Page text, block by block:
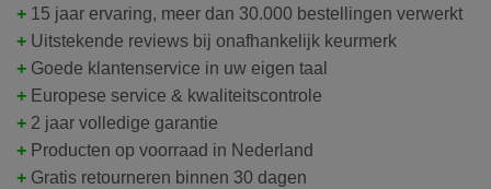
+ 15 jaar ervaring, meer dan 30.000 bestellingen verwerkt
+ Uitstekende reviews bij onafhankelijk keurmerk
+ Goede klantenservice in uw eigen taal
+ Europese service & kwaliteitscontrole
+ 2 jaar volledige garantie
+ Producten op voorraad in Nederland
+ Gratis retourneren binnen 30 dagen